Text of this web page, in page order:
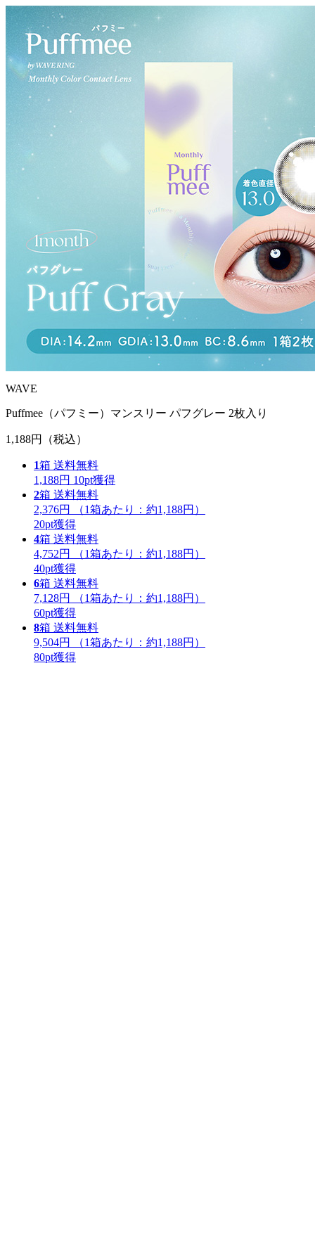
WAVE
Puffmee（パフミー）マンスリー パフグレー 2枚入り
1,188円 （税込）
1箱 送料無料
1,188円 10pt獲得
2箱 送料無料
2,376円
（1箱あたり： 約1,188円 ）
20pt獲得
4箱 送料無料
4,752円
（1箱あたり： 約1,188円 ）
40pt獲得
6箱 送料無料
7,128円
（1箱あたり： 約1,188円 ）
60pt獲得
8箱 送料無料
9,504円
（1箱あたり： 約1,188円 ）
80pt獲得